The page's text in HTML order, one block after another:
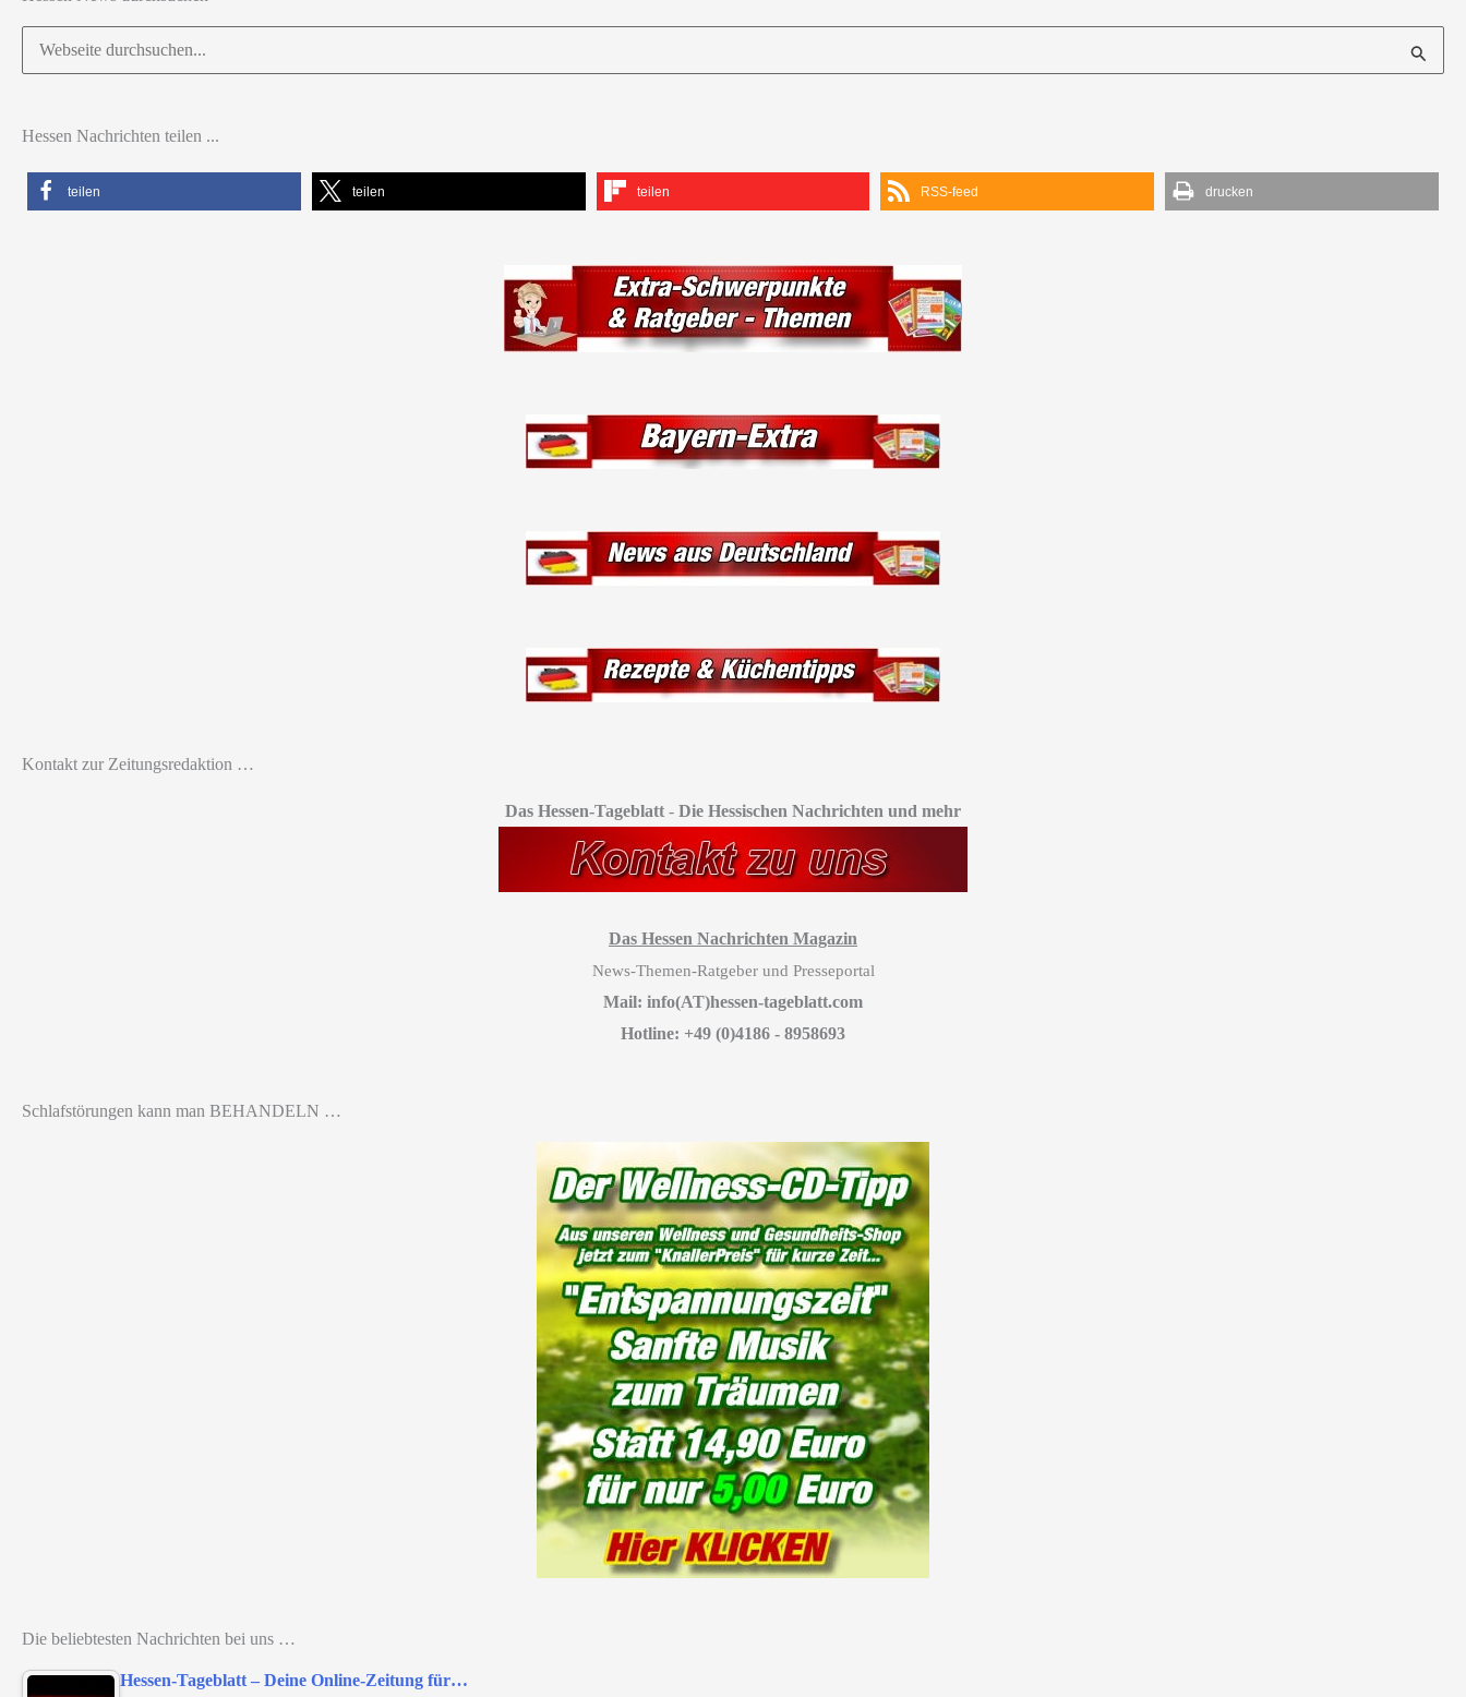
Suchen
nach:
Hessen Nachrichten teilen ...
teilen teilen teilen RSS-feed drucken
Kontakt zur Zeitungsredaktion …
Das Hessen-Tageblatt - Die Hessischen Nachrichten und mehr
Das Hessen Nachrichten Magazin
News-Themen-Ratgeber und Presseportal
Mail: info(AT)hessen-tageblatt.com
Hotline: +49 (0)4186 - 8958693
Schlafstörungen kann man BEHANDELN …
Die beliebtesten Nachrichten bei uns …
Hessen-Tageblatt – Deine Online-Zeitung für…